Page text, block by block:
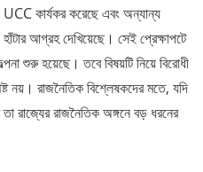
কার্যকর করেছে এবং অন্যান্য
আগ্রহ দেখিয়েছে। সেই প্রেক্ষাপটে
শুরু হয়েছে। তবে বিষয়টি নিয়ে বিরোধী
নয়। রাজনৈতিক বিশ্লেষকদের মতে, যদি
রাজ্যের রাজনৈতিক অঙ্গনে বড় ধরনের